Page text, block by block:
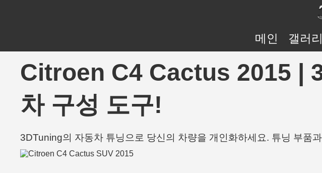
메인 갤러리
Citroen C4 Cactus 2015 |
차 구성 도구!
3DTuning의 자동차 튜닝으로 당신의 차량을 개인화하세요. 튜닝 부품